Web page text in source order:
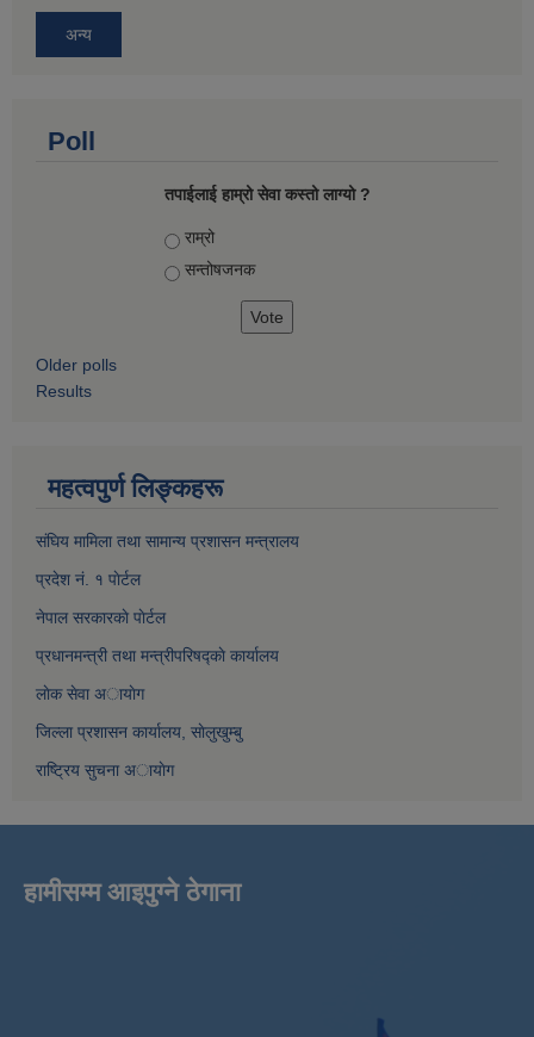
अन्य
Poll
तपाईलाई हाम्रो सेवा कस्तो लाग्यो ?
Choices
राम्रो
सन्तोषज‍नक
Older polls
Results
महत्वपुर्ण लिङ्कहरू
संघिय मामिला तथा सामान्य प्रशासन मन्त्रालय
प्रदेश नं. १ पाेर्टल
नेपाल सरकारकाे पाेर्टल
प्रधानमन्त्री तथा मन्त्रीपरिषद्काे कार्यालय
लाेक सेवा अायाेग
जिल्ला प्रशासन कार्यालय, साेलुखुम्बु
राष्ट्रिय सुचना अायाेग
हामीसम्म आइपुग्ने ठेगाना